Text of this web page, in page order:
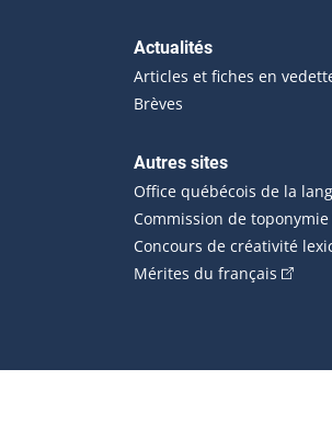
Actualités
Articles et fiches en
Brèves
Autres sites
Office québécois de la
Commission de toponymie
Concours de créativité
Mérites du français (Cet